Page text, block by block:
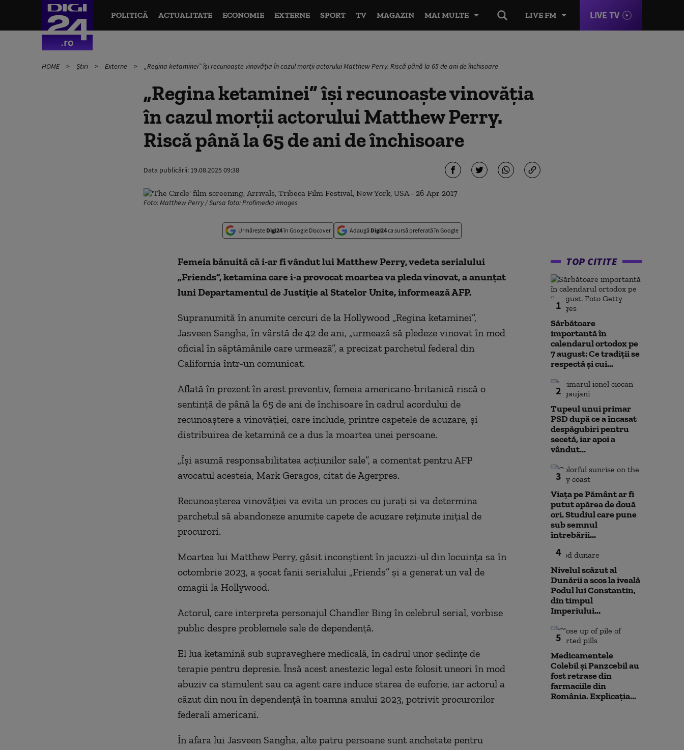
LIVE FM LIVE TV
POLITICĂ ACTUALITATE ECONOMIE EXTERNE SPORT TV MAGAZIN MAI MULTE
HOME Știri Externe „Regina ketaminei” își recunoaște vinovăția în cazul morții actorului Matthew Perry. Riscă până la 65 de ani de închisoare
„Regina ketaminei” își recunoaște vinovăția
în cazul morții actorului Matthew Perry.
Riscă până la 65 de ani de închisoare
Data publicării: 19.08.2025 09:38
Foto: Matthew Perry / Sursa foto: Profimedia Images
Urmărește Digi24în Google Discover Adaugă Digi24ca sursă preferată în Google
Femeia bănuită că i-ar fi vândut lui Matthew Perry, vedeta serialului
„Friends”, ketamina care i-a provocat moartea va pleda vinovat, a anunţat
luni Departamentul de Justiţie al Statelor Unite, informează AFP.
Supranumită în anumite cercuri de la Hollywood „Regina ketaminei”,
Jasveen Sangha, în vârstă de 42 de ani, „urmează să pledeze vinovat în mod
oficial în săptămânile care urmează”, a precizat parchetul federal din
California într-un comunicat.
Aflată în prezent în arest preventiv, femeia americano-britanică riscă o
sentinţă de până la 65 de ani de închisoare în cadrul acordului de
recunoaştere a vinovăţiei, care include, printre capetele de acuzare, şi
distribuirea de ketamină ce a dus la moartea unei persoane.
„Îşi asumă responsabilitatea acţiunilor sale”, a comentat pentru AFP
avocatul acesteia, Mark Geragos, citat de Agerpres.
Recunoaşterea vinovăţiei va evita un proces cu juraţi şi va determina
parchetul să abandoneze anumite capete de acuzare reţinute iniţial de
procurori.
Moartea lui Matthew Perry, găsit inconştient în jacuzzi-ul din locuinţa sa în
octombrie 2023, a şocat fanii serialului „Friends” şi a generat un val de
omagii la Hollywood.
Actorul, care interpreta personajul Chandler Bing în celebrul serial, vorbise
public despre problemele sale de dependenţă.
El lua ketamină sub supraveghere medicală, în cadrul unor şedinţe de
terapie pentru depresie. Însă acest anestezic legal este folosit uneori în mod
abuziv ca stimulent sau ca agent care induce starea de euforie, iar actorul a
căzut din nou în dependenţă în toamna anului 2023, potrivit procurorilor
federali americani.
În afara lui Jasveen Sangha, alte patru persoane sunt anchetate pentru
TOP CITITE
1
Sărbătoare
importantă în
calendarul ortodox pe
7 august: Ce tradiții se
respectă și cui...
2
Tupeul unui primar
PSD după ce a încasat
despăgubiri pentru
secetă, iar apoi a
vândut...
3
Viața pe Pământ ar fi
putut apărea de două
ori. Studiul care pune
sub semnul
întrebării...
4
Nivelul scăzut al
Dunării a scos la iveală
Podul lui Constantin,
din timpul
Imperiului...
5
Medicamentele
Colebil și Panzcebil au
fost retrase din
farmaciile din
România. Explicația...